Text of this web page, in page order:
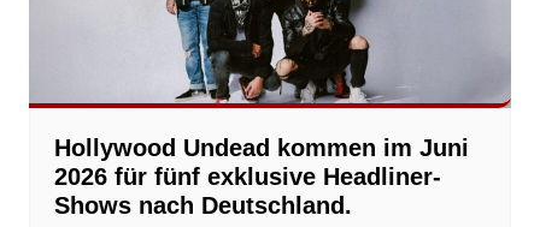
Hollywood Undead kommen im Juni
2026 für fünf exklusive Headliner-
Shows nach Deutschland.